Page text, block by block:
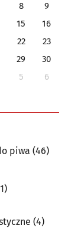
8
9
15
16
22
23
29
30
5 6
piwa (46)
(4)